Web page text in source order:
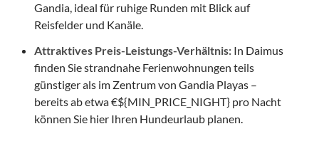
Gandia, ideal für ruhige Runden mit Blick auf
Reisfelder und Kanäle.
Attraktives Preis-Leistungs-Verhältnis: In Daimus
finden Sie strandnahe Ferienwohnungen teils
günstiger als im Zentrum von Gandia Playas –
bereits ab etwa €${MIN_PRICE_NIGHT} pro Nacht
können Sie hier Ihren Hundeurlaub planen.